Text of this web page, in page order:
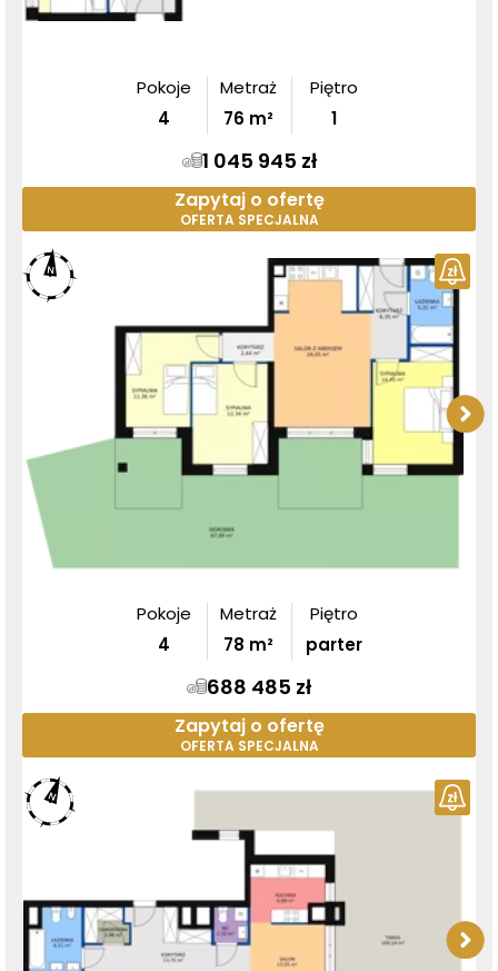
Pokoje
4
Metraż
76 m²
Piętro
1
1 045 945 zł
Zapytaj o ofertę
OFERTA SPECJALNA
Pokoje
4
Metraż
78 m²
Piętro
parter
688 485 zł
Zapytaj o ofertę
OFERTA SPECJALNA